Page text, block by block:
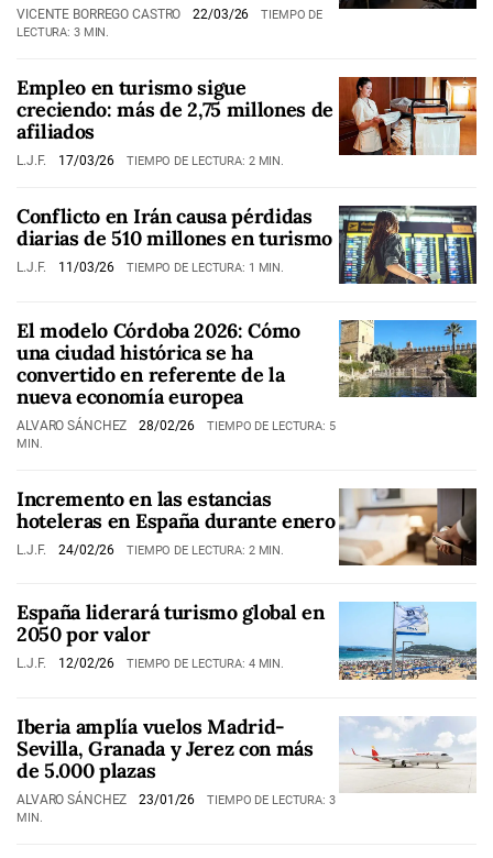
VICENTE BORREGO CASTRO 22/03/26
TIEMPO DE
LECTURA: 3 MIN.
Empleo en turismo sigue
creciendo: más de 2,75 millones de
afiliados
L.J.F. 17/03/26 TIEMPO DE LECTURA: 2 MIN.
Conflicto en Irán causa pérdidas
diarias de 510 millones en turismo
L.J.F. 11/03/26 TIEMPO DE LECTURA: 1 MIN.
El modelo Córdoba 2026: Cómo
una ciudad histórica se ha
convertido en referente de la
nueva economía europea
ALVARO SÁNCHEZ 28/02/26
TIEMPO DE LECTURA: 5
MIN.
Incremento en las estancias
hoteleras en España durante enero
L.J.F. 24/02/26 TIEMPO DE LECTURA: 2 MIN.
España liderará turismo global en
2050 por valor
L.J.F. 12/02/26 TIEMPO DE LECTURA: 4 MIN.
Iberia amplía vuelos Madrid-
Sevilla, Granada y Jerez con más
de 5.000 plazas
ALVARO SÁNCHEZ 23/01/26
TIEMPO DE LECTURA: 3
MIN.